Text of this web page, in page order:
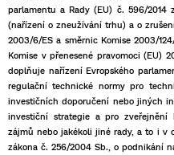
parlamentu a Rady (EU) č. 596/
(nařízení o zneužívání trhu) a o
2003/6/ES a směrnic Komise 2003/
Komise v přenesené pravomoci (EU)
doplňuje nařízení Evropského
regulační technické normy pro
investičních doporučení nebo jiných
investiční strategie a pro zveřejnění
zájmů nebo jakékoli jiné rady, a to i v
zákona č. 256/2004 Sb., o podnikání